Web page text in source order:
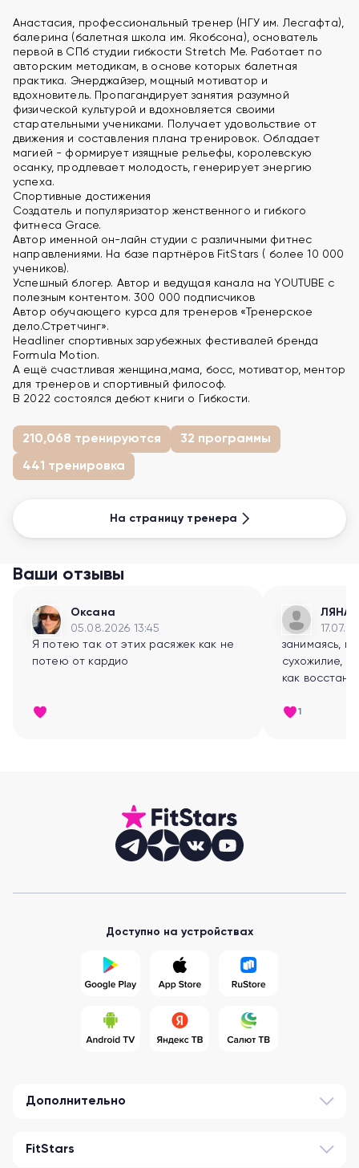
Анастасия, профессиональный тренер (НГУ им. Лесгафта),
балерина (балетная школа им. Якобсона), основатель
первой в СПб студии гибкости Stretch Me. Работает по
авторским методикам, в основе которых балетная
практика. Энерджайзер, мощный мотиватор и
вдохновитель. Пропагандирует занятия разумной
физической культурой и вдохновляется своими
старательными учениками. Получает удовольствие от
движения и составления плана тренировок. Обладает
магией - формирует изящные рельефы, королевскую
осанку, продлевает молодость, генерирует энергию
успеха.
Спортивные достижения
Создатель и популяризатор женственного и гибкого
фитнеса Grace.
Автор именной он-лайн студии с различными фитнес
направлениями. На базе партнёров FitStars ( более 10 000
учеников).
Успешный блогер. Автор и ведущая канала на YOUTUBE с
полезным контентом. 300 000 подписчиков
Автор обучающего курса для тренеров «Тренерское
дело.Стретчинг».
Headliner спортивных зарубежных фестивалей бренда
Formula Motion.
А ещё счастливая женщина,мама, босс, мотиватор, ментор
для тренеров и спортивный философ.
В 2022 состоялся дебют книги о Гибкости.
210,068 тренируются 32 программы
441 тренировка
На страницу тренера
Ваши отзывы
Оксана
05.08.2026 13:45
Я потею так от этих расяжек как не
потею от кардио
ЛЯНА
занимаясь,
сухожилие,
как
1
Доступно на устройствах
Дополнительно
FitStars